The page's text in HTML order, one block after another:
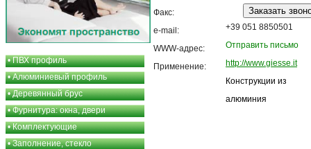
•ПВХ профиль
•Алюминиевый профиль
•Деревянный брус
•Фурнитура: окна, двери
•Комплектующие
•Заполнение, стекло
Факс:
e-mail:
WWW-адрес:
Применение:
+39 051 8850501
Отправить письмо
http://www.giesse.it
Конструкции из
алюминия